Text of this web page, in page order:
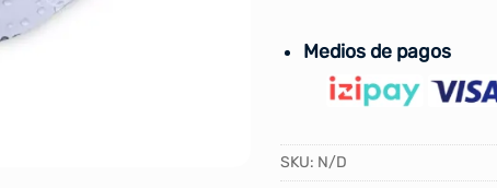
Medios de pagos
SKU: N/D